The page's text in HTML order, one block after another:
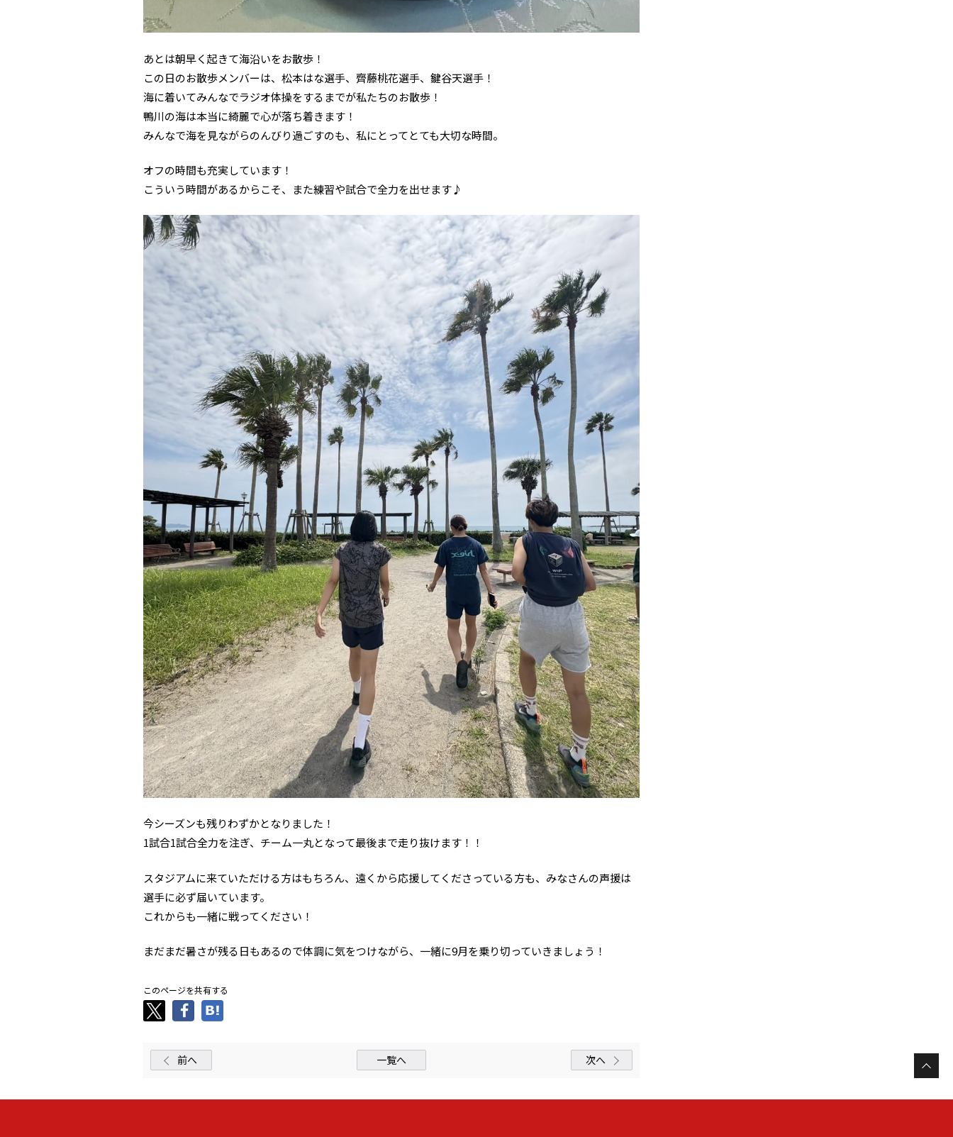
あとは朝早く起きて海沿いをお散歩！
この日のお散歩メンバーは、松本はな選手、齊藤桃花選手、鍵谷天選手！
海に着いてみんなでラジオ体操をするまでが私たちのお散歩！
鴨川の海は本当に綺麗で心が落ち着きます！
みんなで海を見ながらのんびり過ごすのも、私にとってとても大切な時間。
オフの時間も充実しています！
こういう時間があるからこそ、また練習や試合で全力を出せます♪
今シーズンも残りわずかとなりました！
1試合1試合全力を注ぎ、チーム一丸となって最後まで走り抜けます！！
スタジアムに来ていただける方はもちろん、遠くから応援してくださっている方も、みなさんの声援は
選手に必ず届いています。
これからも一緒に戦ってください！
まだまだ暑さが残る日もあるので体調に気をつけながら、一緒に9月を乗り切っていきましょう！
このページを共有する
前へ 一覧へ 次へ